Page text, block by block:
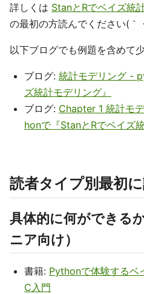
詳しくは StanとRでベイズ統
の最初の方読んでください(｀
以下ブログでも例題を含めて
ブログ: 統計モデリング -
ズ統計モデリング』
ブログ: Chapter 1 統計モ
honで『StanとRでベイズ
読者タイプ別最初
具体的に何ができる
ニア向け）
書籍: Pythonで体験するベ
C入門